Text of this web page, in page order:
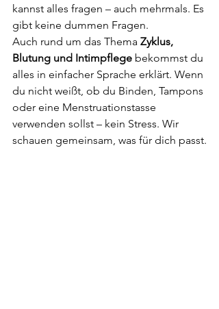
kannst alles fragen – auch mehrmals. Es
gibt keine dummen Fragen.
Auch rund um das Thema Zyklus,
Blutung und Intimpflege bekommst du
alles in einfacher Sprache erklärt. Wenn
du nicht weißt, ob du Binden, Tampons
oder eine Menstruationstasse
verwenden sollst – kein Stress. Wir
schauen gemeinsam, was für dich passt.